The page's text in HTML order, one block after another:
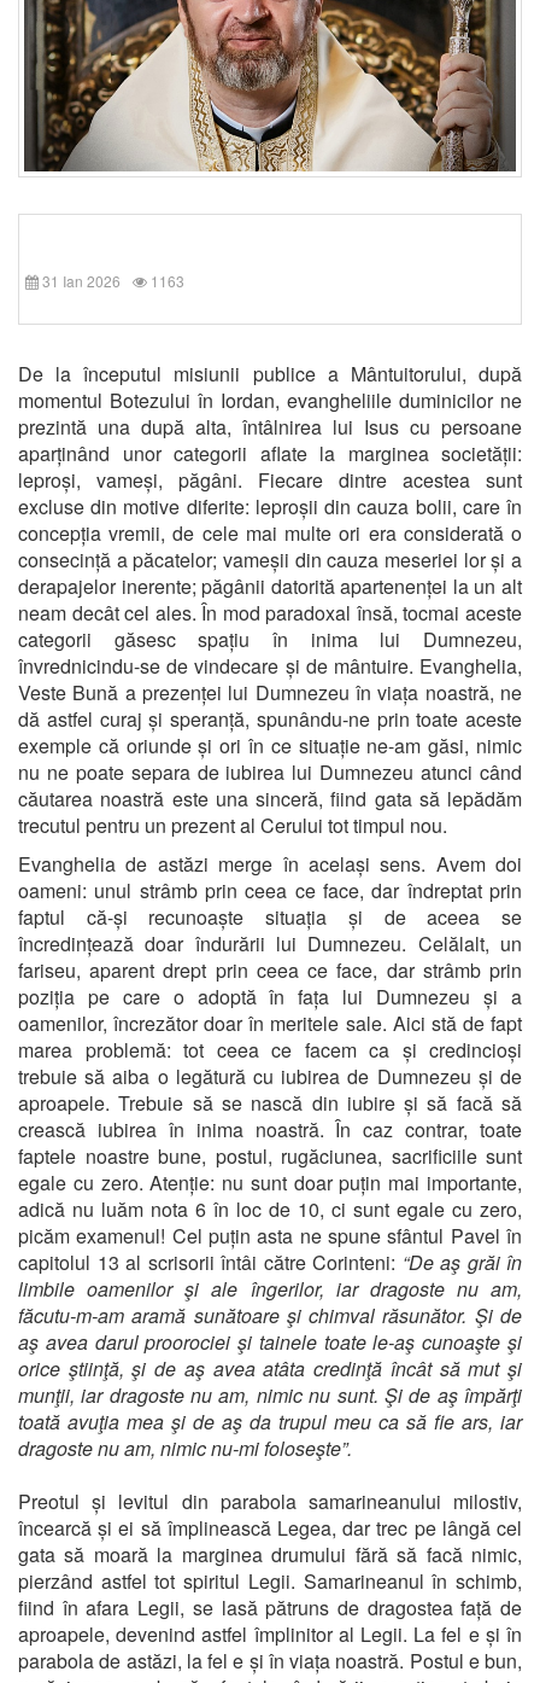
31 Ian 2026 1163
De la începutul misiunii publice a Mântuitorului, după
momentul Botezului în Iordan, evangheliile duminicilor ne
prezintă una după alta, întâlnirea lui Isus cu persoane
aparținând unor categorii aflate la marginea societății:
leproși, vameși, păgâni. Fiecare dintre acestea sunt
excluse din motive diferite: leproșii din cauza bolii, care în
concepția vremii, de cele mai multe ori era considerată o
consecință a păcatelor; vameșii din cauza meseriei lor și a
derapajelor inerente; păgânii datorită apartenenței la un alt
neam decât cel ales. În mod paradoxal însă, tocmai aceste
categorii găsesc spațiu în inima lui Dumnezeu,
învrednicindu-se de vindecare și de mântuire. Evanghelia,
Veste Bună a prezenței lui Dumnezeu în viața noastră, ne
dă astfel curaj și speranță, spunându-ne prin toate aceste
exemple că oriunde și ori în ce situație ne-am găsi, nimic
nu ne poate separa de iubirea lui Dumnezeu atunci când
căutarea noastră este una sinceră, fiind gata să lepădăm
trecutul pentru un prezent al Cerului tot timpul nou.
Evanghelia de astăzi merge în același sens. Avem doi
oameni: unul strâmb prin ceea ce face, dar îndreptat prin
faptul că-și recunoaște situația și de aceea se
încredințează doar îndurării lui Dumnezeu. Celălalt, un
fariseu, aparent drept prin ceea ce face, dar strâmb prin
poziția pe care o adoptă în fața lui Dumnezeu și a
oamenilor, încrezător doar în meritele sale. Aici stă de fapt
marea problemă: tot ceea ce facem ca și credincioși
trebuie să aiba o legătură cu iubirea de Dumnezeu și de
aproapele. Trebuie să se nască din iubire și să facă să
crească iubirea în inima noastră. În caz contrar, toate
faptele noastre bune, postul, rugăciunea, sacrificiile sunt
egale cu zero. Atenție: nu sunt doar puțin mai importante,
adică nu luăm nota 6 în loc de 10, ci sunt egale cu zero,
picăm examenul! Cel puțin asta ne spune sfântul Pavel în
capitolul 13 al scrisorii întâi către Corinteni: “De aş grăi în
limbile oamenilor şi ale îngerilor, iar dragoste nu am,
făcutu-m-am aramă sunătoare şi chimval răsunător. Şi de
aş avea darul proorociei şi tainele toate le-aş cunoaşte şi
orice ştiinţă, şi de aş avea atâta credinţă încât să mut şi
munţii, iar dragoste nu am, nimic nu sunt. Şi de aş împărţi
toată avuţia mea şi de aş da trupul meu ca să fie ars, iar
dragoste nu am, nimic nu-mi foloseşte”.
Preotul și levitul din parabola samarineanului milostiv,
încearcă și ei să împlinească Legea, dar trec pe lângă cel
gata să moară la marginea drumului fără să facă nimic,
pierzând astfel tot spiritul Legii. Samarineanul în schimb,
fiind în afara Legii, se lasă pătruns de dragostea față de
aproapele, devenind astfel împlinitor al Legii. La fel e și în
parabola de astăzi, la fel e și în viața noastră. Postul e bun,